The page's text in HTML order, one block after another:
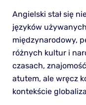
Angielski stał się
języków
międzynarodowy,
różnych kultur i
czasach,
atutem, ale wręcz
kontekście